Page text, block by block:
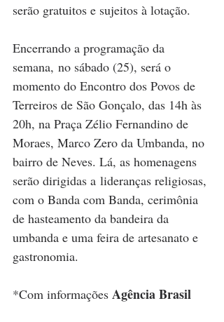
serão gratuitos e sujeitos à lotação.
Encerrando a programação da
semana, no sábado (25), será o
momento do Encontro dos Povos de
Terreiros de São Gonçalo, das 14h às
20h, na Praça Zélio Fernandino de
Moraes, Marco Zero da Umbanda, no
bairro de Neves. Lá, as homenagens
serão dirigidas a lideranças religiosas,
com o Banda com Banda, cerimônia
de hasteamento da bandeira da
umbanda e uma feira de artesanato e
gastronomia.
*Com informações Agência Brasil